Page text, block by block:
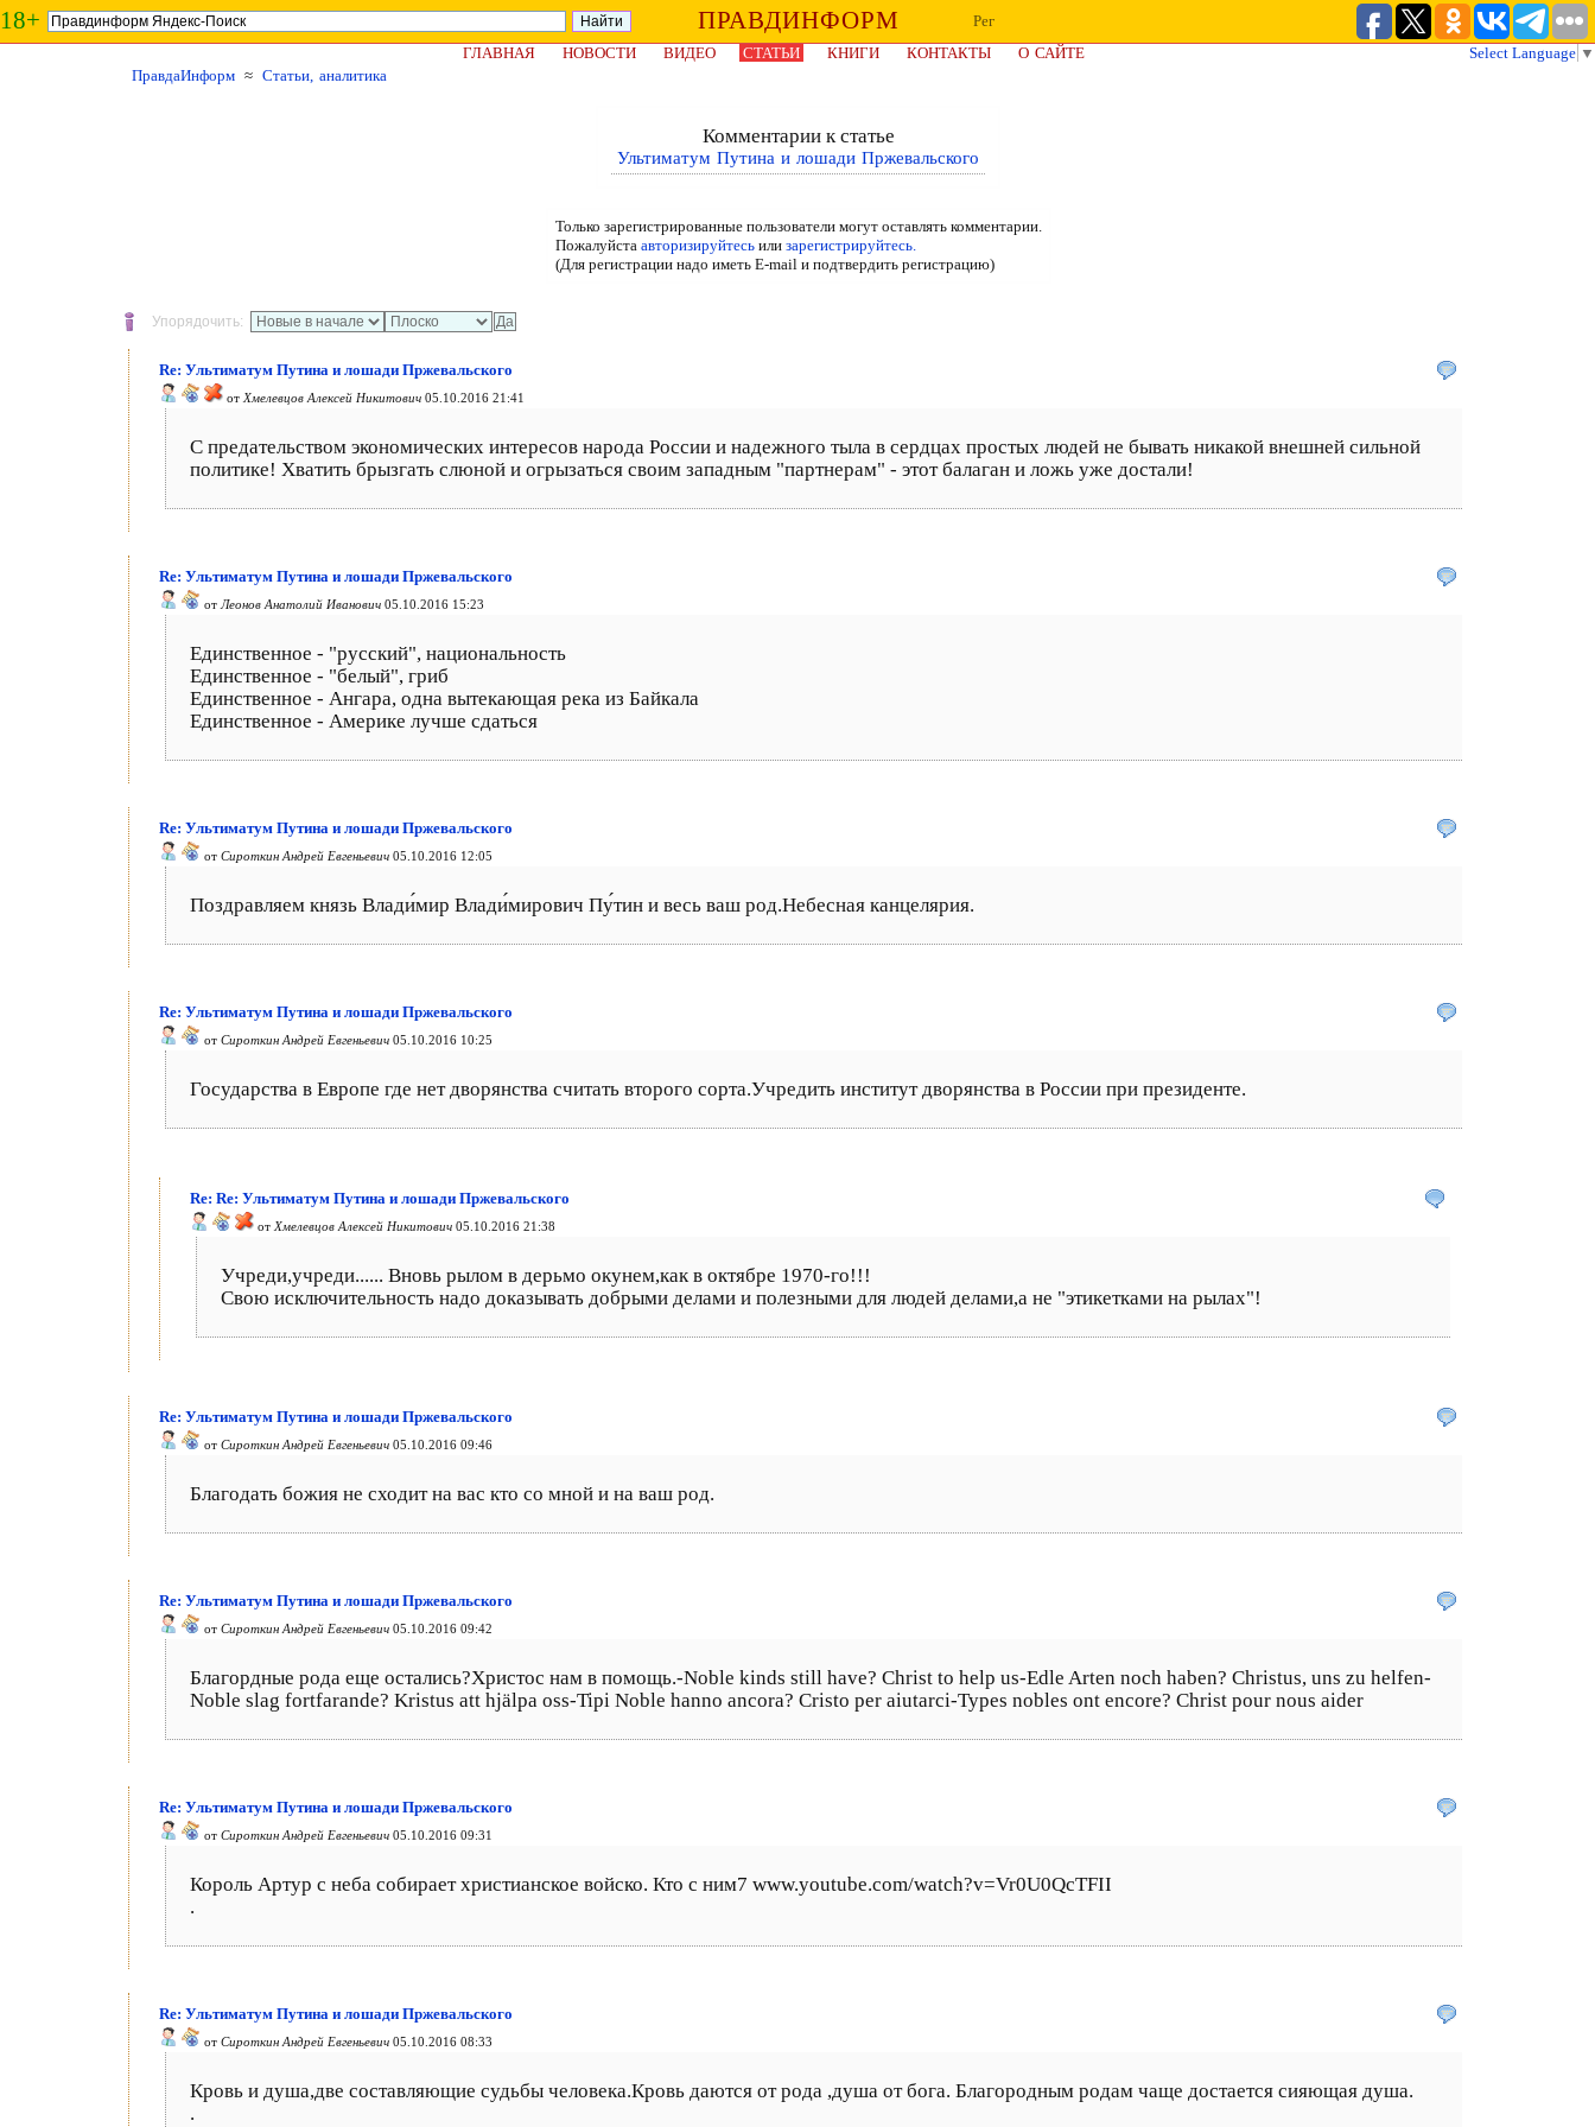
18+ ПРАВДИНФОРМ
Рег
ГЛАВНАЯ
НОВОСТИ ВИДЕО СТАТЬИ КНИГИ КОНТАКТЫ О САЙТЕ Select Language ▼
ПравдаИнформ ≈ Статьи, аналитика
Комментарии к статье
Ультиматум Путина и лошади Пржевальского
Только зарегистрированные пользователи могут оставлять комментарии.
Пожалуйста авторизируйтесьили зарегистрируйтесь.
(Для регистрации надо иметь E-mail и подтвердить регистрацию)
Упорядочить:
Re: Ультиматум Путина и лошади Пржевальского
от Хмелевцов Алексей Никитович 05.10.2016 21:41
С предательством экономических интересов народа России и надежного тыла в сердцах простых людей не бывать никакой внешней сильной
политике! Хватить брызгать слюной и огрызаться своим западным "партнерам" - этот балаган и ложь уже достали!
Re: Ультиматум Путина и лошади Пржевальского
от Леонов Анатолий Иванович 05.10.2016 15:23
Единственное - "русский", национальность
Единственное - "белый", гриб
Единственное - Ангара, одна вытекающая река из Байкала
Единственное - Америке лучше сдаться
Re: Ультиматум Путина и лошади Пржевальского
от Сироткин Андрей Евгеньевич 05.10.2016 12:05
Поздравляем князь Влади́мир Влади́мирович Пу́тин и весь ваш род.Небесная канцелярия.
Re: Ультиматум Путина и лошади Пржевальского
от Сироткин Андрей Евгеньевич 05.10.2016 10:25
Государства в Европе где нет дворянства считать второго сорта.Учредить институт дворянства в России при президенте.
Re: Re: Ультиматум Путина и лошади Пржевальского
от Хмелевцов Алексей Никитович 05.10.2016 21:38
Учреди,учреди...... Вновь рылом в дерьмо окунем,как в октябре 1970-го!!!
Свою исключительность надо доказывать добрыми делами и полезными для людей делами,а не "этикетками на рылах"!
Re: Ультиматум Путина и лошади Пржевальского
от Сироткин Андрей Евгеньевич 05.10.2016 09:46
Благодать божия не сходит на вас кто со мной и на ваш род.
Re: Ультиматум Путина и лошади Пржевальского
от Сироткин Андрей Евгеньевич 05.10.2016 09:42
Благордные рода еще остались?Христос нам в помощь.-Noble kinds still have? Christ to help us-Edle Arten noch haben? Christus, uns zu helfen-
Noble slag fortfarande? Kristus att hjälpa oss-Tipi Noble hanno ancora? Cristo per aiutarci-Types nobles ont encore? Christ pour nous aider
Re: Ультиматум Путина и лошади Пржевальского
от Сироткин Андрей Евгеньевич 05.10.2016 09:31
Король Артур с неба собирает христианское войско. Кто с ним7 www.youtube.com/watch?v=Vr0U0QcTFII
.
Re: Ультиматум Путина и лошади Пржевальского
от Сироткин Андрей Евгеньевич 05.10.2016 08:33
Кровь и душа,две составляющие судьбы человека.Кровь даются от рода ,душа от бога. Благородным родам чаще достается сияющая душа.
.